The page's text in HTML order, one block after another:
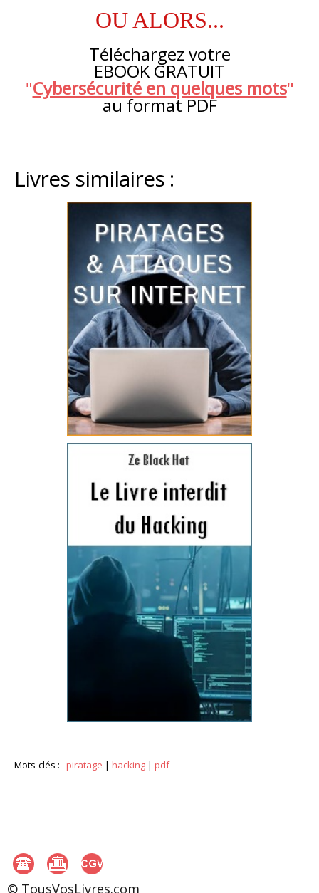
OU ALORS...
Téléchargez votre
EBOOK GRATUIT
"Cybersécurité en quelques mots"
au format PDF
Livres similaires :
Mots-clés : piratage | hacking | pdf
© TousVosLivres.com